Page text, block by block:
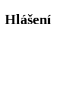
Hlášení